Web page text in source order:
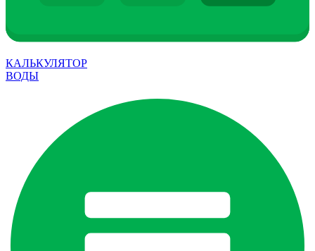
КАЛЬКУЛЯТОР
ВОДЫ